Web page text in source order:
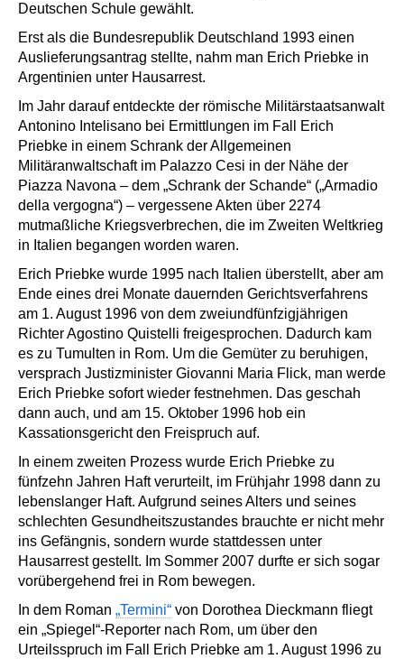
Deutschen Schule gewählt.
Erst als die Bundesrepublik Deutschland 1993 einen
Auslieferungsantrag stellte, nahm man Erich Priebke in
Argentinien unter Hausarrest.
Im Jahr darauf entdeckte der römische Militärstaatsanwalt
Antonino Intelisano bei Ermittlungen im Fall Erich
Priebke in einem Schrank der Allgemeinen
Militäranwaltschaft im Palazzo Cesi in der Nähe der
Piazza Navona – dem „Schrank der Schande“ („Armadio
della vergogna“) – vergessene Akten über 2274
mutmaßliche Kriegsverbrechen, die im Zweiten Weltkrieg
in Italien begangen worden waren.
Erich Priebke wurde 1995 nach Italien überstellt, aber am
Ende eines drei Monate dauernden Gerichtsverfahrens
am 1. August 1996 von dem zweiundfünfzigjährigen
Richter Agostino Quistelli freigesprochen. Dadurch kam
es zu Tumulten in Rom. Um die Gemüter zu beruhigen,
versprach Justizminister Giovanni Maria Flick, man werde
Erich Priebke sofort wieder festnehmen. Das geschah
dann auch, und am 15. Oktober 1996 hob ein
Kassationsgericht den Freispruch auf.
In einem zweiten Prozess wurde Erich Priebke zu
fünfzehn Jahren Haft verurteilt, im Frühjahr 1998 dann zu
lebenslanger Haft. Aufgrund seines Alters und seines
schlechten Gesundheitszustandes brauchte er nicht mehr
ins Gefängnis, sondern wurde stattdessen unter
Hausarrest gestellt. Im Sommer 2007 durfte er sich sogar
vorübergehend frei in Rom bewegen.
In dem Roman „Termini“ von Dorothea Dieckmann fliegt
ein „Spiegel“-Reporter nach Rom, um über den
Urteilsspruch im Fall Erich Priebke am 1. August 1996 zu